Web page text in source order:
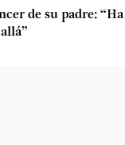
de su padre: “Ha